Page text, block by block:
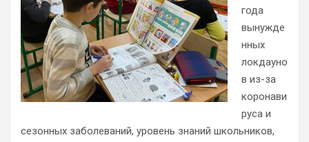
года
вынужде
нных
локдауно
в из-за
коронави
руса и
сезонных заболеваний, уровень знаний школьников,